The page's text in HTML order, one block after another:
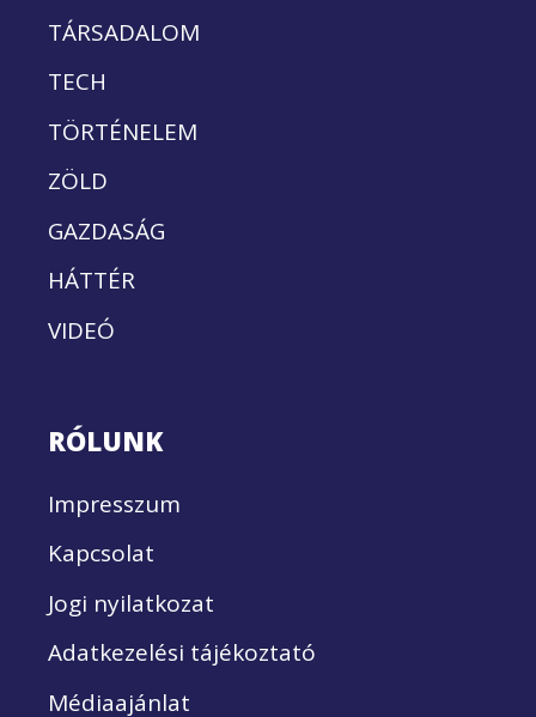
TÁRSADALOM
TECH
TÖRTÉNELEM
ZÖLD
GAZDASÁG
HÁTTÉR
VIDEÓ
RÓLUNK
Impresszum
Kapcsolat
Jogi nyilatkozat
Adatkezelési tájékoztató
Médiaajánlat